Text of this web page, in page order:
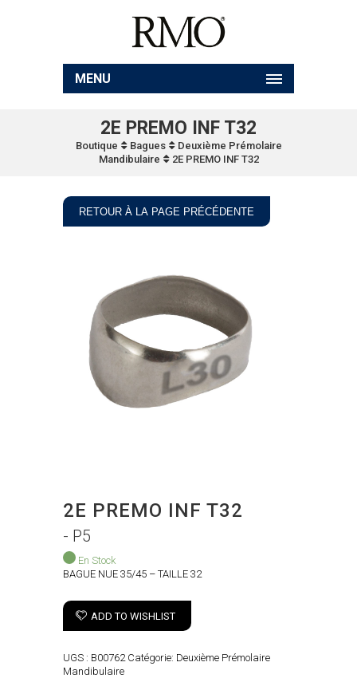
MENU
2E PREMO INF T32
Boutique Bagues
Deuxième Prémolaire
Mandibulaire
2E PREMO INF T32
RETOUR À LA PAGE PRÉCÉDENTE
2E PREMO INF T32
- P5
En Stock
BAGUE NUE 35/45 – TAILLE 32
ADD TO WISHLIST
UGS : B00762 Catégorie: Deuxième Prémolaire
Mandibulaire